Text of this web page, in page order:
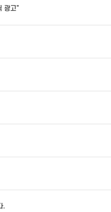
광고"
.